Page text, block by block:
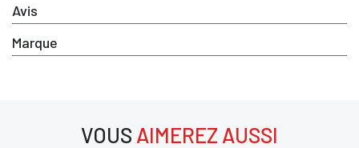
Avis
Marque
VOUS AIMEREZ AUSSI